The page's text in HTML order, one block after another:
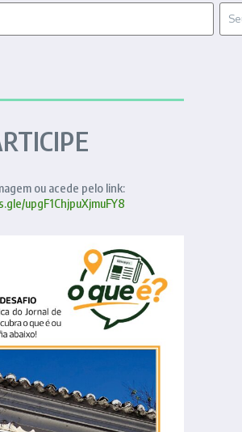
ou acede pelo link:
upgF1ChjpuXjmuFY8